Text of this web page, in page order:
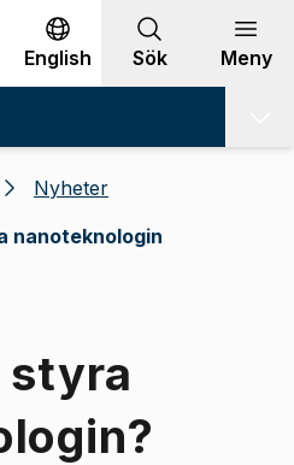
English Sök Meny
Nyheter
nanoteknologin
styra